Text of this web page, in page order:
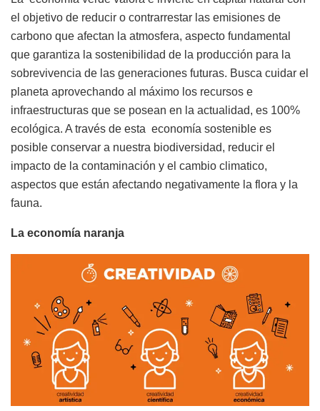
el objetivo de reducir o contrarrestar las emisiones de
carbono que afectan la atmosfera, aspecto fundamental
que garantiza la sostenibilidad de la producción para la
sobrevivencia de las generaciones futuras. Busca cuidar el
planeta aprovechando al máximo los recursos e
infraestructuras que se posean en la actualidad, es 100%
ecológica. A través de esta economía sostenible es
posible conservar a nuestra biodiversidad, reducir el
impacto de la contaminación y el cambio climatico,
aspectos que están afectando negativamente la flora y la
fauna.
La economía naranja